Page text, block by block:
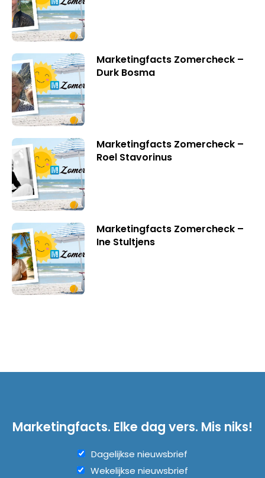
Marketingfacts Zomercheck –
Durk Bosma
Marketingfacts Zomercheck –
Roel Stavorinus
Marketingfacts Zomercheck –
Ine Stultjens
Marketingfacts. Elke dag vers. Mis niks!
Dagelijkse nieuwsbrief
Wekelijkse nieuwsbrief